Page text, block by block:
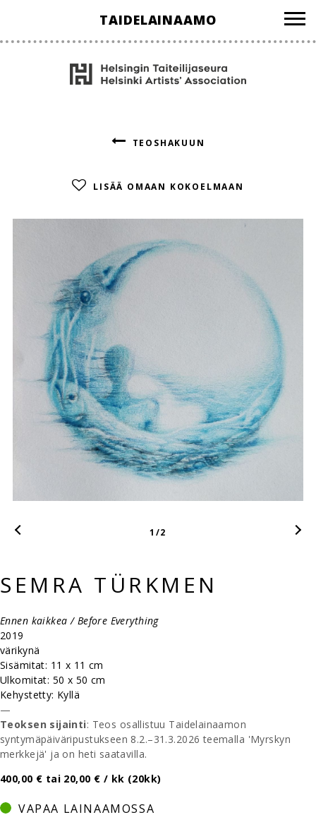
TAIDELAINAAMO
TEOSHAKUUN
LISÄÄ OMAAN KOKOELMAAN
1 /2
SEMRA TÜRKMEN
Ennen kaikkea / Before Everything
2019
värikynä
Sisämitat: 11 x 11 cm
Ulkomitat: 50 x 50 cm
Kehystetty: Kyllä
—
Teoksen sijainti: Teos osallistuu Taidelainaamon
syntymäpäiväripustukseen 8.2.–31.3.2026 teemalla 'Myrskyn
merkkejä' ja on heti saatavilla.
400,00 € tai 20,00 € / kk (20kk)
VAPAA LAINAAMOSSA